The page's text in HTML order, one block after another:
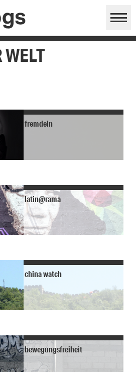
WELT
fremdeln
latin@rama
china watch
bewegungsfreiheit